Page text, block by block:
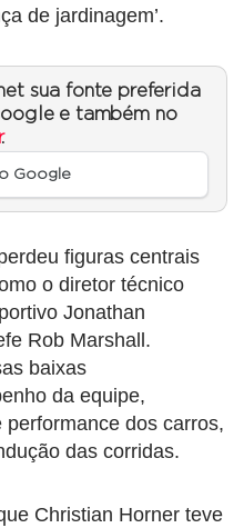
de jardinagem’.
sua fonte preferida
e também no
.
Google
figuras centrais
o diretor técnico
Jonathan
Rob Marshall.
baixas
da equipe,
dos carros,
das corridas.
Christian Horner teve